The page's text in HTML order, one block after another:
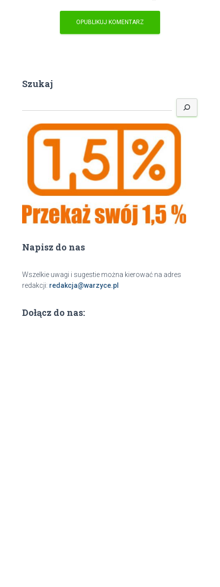
Szukaj
z
Napisz do nas
Wszelkie uwagi i sugestie można kierować na adres
redakcji: redakcja@warzyce.pl
Dołącz do nas: